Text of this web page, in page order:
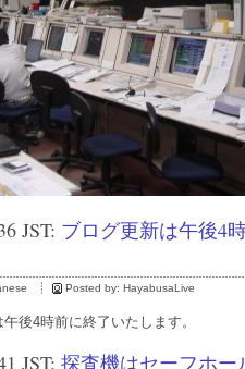
JST: ブログ更新は午後4
Posted by: HayabusaLive
後4時前に終了いたします。
JST: 探査機はセーフホー